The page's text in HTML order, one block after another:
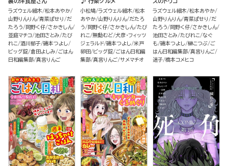
ラズウェル細木 松本あやか
山野りんりん 青菜ぱせり
だ
たろう
岡野く仔 さかきしん
並庭マチコ 池田さとみ たび
れこ 酒川郁子 磯本つよし
ビッグ錠 倉田よしみ
ごはん
日和編集部 真宮りんご
小松鳩 ラズウェル細木 松本
あやか 山野りんりん だたろ
う
岡野く仔 さかきしん たび
れこ 無動むど 犬彦・フィッツ
ジェラルド 磯本つよし 米戸
卵田
ビッグ錠 ごはん日和編
集部 真宮りんご サメマチオ
ラズウェル細木 松本あやか
山野りんりん 青菜ぱせり
だ
たろう
岡野く仔 さかきしん
池田さとみ たびれこ なぐ
も 磯本つよし 榊こつぶ ご
はん日和編集部 真宮りんご
迷子 橋本コメヒコ